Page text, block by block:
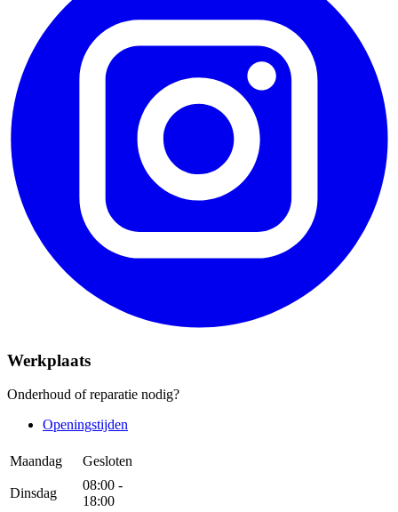
Werkplaats
Onderhoud of reparatie nodig?
Openingstijden
Maandag Gesloten
Dinsdag
08:00 -
18:00